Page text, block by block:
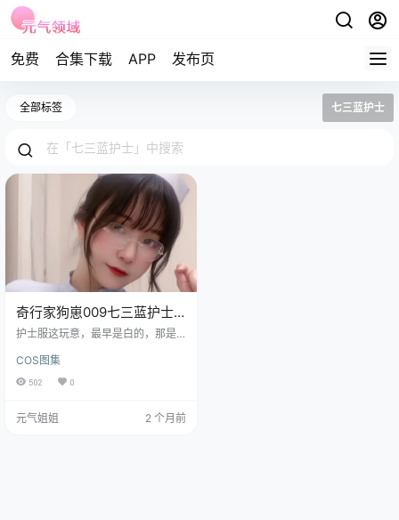
免费 合集下载 APP 发布页
全部标签 七三蓝护士
奇行家狗崽009七三蓝护士,
耐看的可不止衣服呀
护士服这玩意，最早是白的，那是
变成了蓝的。白太硬，像大夫要给
你打针，红太燥，像下一秒就要掀
景，反而让人愿意多看几眼。 免费
COS图集
502 0
元气姐姐 2 个月前